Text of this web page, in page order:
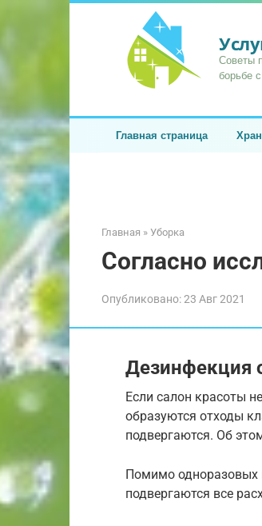
Советы
борьбе
Главная страница
Главная » Уборка
Согласно
Опубликовано:23 Авг 2021
Дезинфекция
Если салон красоты
образуются отходы
подвергаются. Об
Помимо одноразовых
подвергаются все